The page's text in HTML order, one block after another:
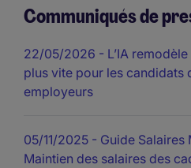
Communiqués de
22/05/2026 - L’IA
plus vite pour les candidats
employeurs
05/11/2025 - Guide Salaires
Maintien des salaires des